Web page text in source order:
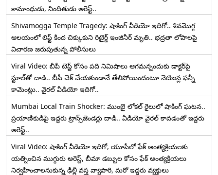
కామాంధుడు, నిందితుడు అరెస్ట్..
Shivamogga Temple Tragedy: షాకింగ్ వీడియో ఇదిగో.. శివమొగ్గ
ఆలయంలో లిఫ్ట్ కింద చిక్కుకుని రిటైర్డ్ ఇంజినీర్ మృతి.. భద్రతా లోపాలపై
విచారణ జరుపుతున్న పోలీసులు
Viral Video: బీపీ టెస్ట్‌ కోసం పది నిమిషాలు ఆగమన్నందుకు డాక్టర్‌పై
స్టూల్‌తో దాడి.. బీపీ చెక్ చేయకుండానే తేలిపోయిందంటూ నెటిజన్ల ఫన్నీ
కామెంట్లు.. వైరల్ వీడియో ఇదిగో..
Mumbai Local Train Shocker: ముంబై లోకల్ రైలులో షాకింగ్ ఘటన..
ప్రయాణికుడిపై ఇద్దరు ట్రాన్స్‌జెండర్లు దాడి.. వీడియో వైరల్ కావడంతో ఇద్దరు
అరెస్ట్..
Viral Video: షాకింగ్ వీడియో ఇదిగో, యూపీలో ఫేక్ అంత్యక్రియలకు
యత్నించిన ముగ్గురు అరెస్ట్, బీమా డబ్బుల కోసం ఫేక్ అంత్యక్రియలు
నిర్వహించాలనుకున్న ఢిల్లీ వస్త్ర వ్యాపారి, మరో ఇద్దరు వ్యక్తులు